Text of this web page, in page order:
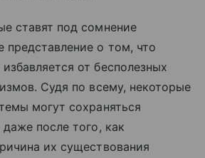
ставят под сомнение
представление о том, что
от бесполезных
Судя по всему, некоторые
могут сохраняться
после того, как
их существования